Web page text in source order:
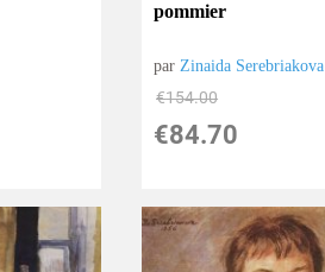
pommier
parZinaida Serebriakova
€154.00
€84.70